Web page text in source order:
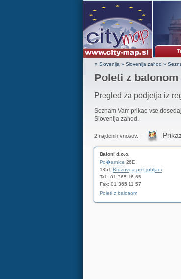
» Slovenija » Slovenija zahod »
Poleti z
Pregled za podjetja iz
Seznam Vam prikae vse
Slovenija zahod.
2 najdenih vnosov. -
Baloni d.o.o.
Po�arnice 26E
1351 Brezovica pri Ljubljani
Tel.: 01 365 16 65
Fax: 01 365 11 57
Poleti z balonom